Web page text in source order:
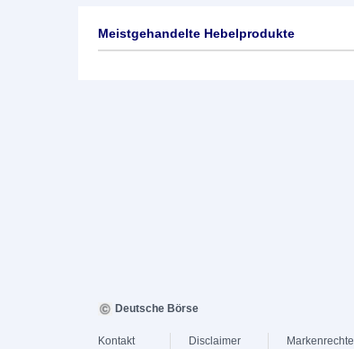
Meistgehandelte Hebelprodukte
Deutsche Börse
Kontakt
Disclaimer
Markenrechte